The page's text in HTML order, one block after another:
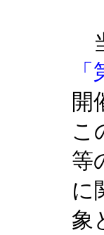
開
こ
等
に
象